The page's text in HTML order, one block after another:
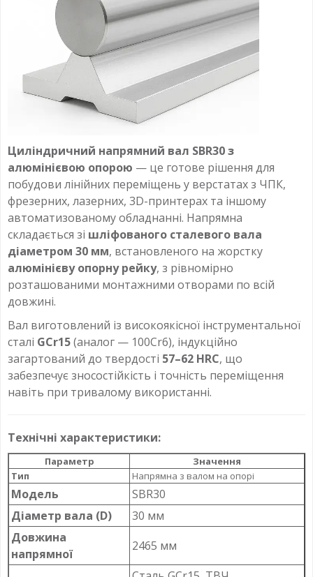
Циліндричний напрямний вал SBR30 з
алюмінієвою опорою — це готове рішення для
побудови лінійних переміщень у верстатах з ЧПК,
фрезерних, лазерних, 3D-принтерах та іншому
автоматизованому обладнанні. Напрямна
складається зі шліфованого сталевого вала
діаметром 30 мм, встановленого на жорстку
алюмінієву опорну рейку, з рівномірно
розташованими монтажними отворами по всій
довжині.
Вал виготовлений із високоякісної інструментальної
сталі GCr15(аналог — 100Cr6), індукційно
загартований до твердості 57–62 HRC, що
забезпечує зносостійкість і точність переміщення
навіть при тривалому використанні.
Технічні характеристики:
Параметр
Значення
Тип
Напрямна з валом на опорі
Модель
SBR30
Діаметр вала (D)
30 мм
Довжина
напрямної
2465 мм